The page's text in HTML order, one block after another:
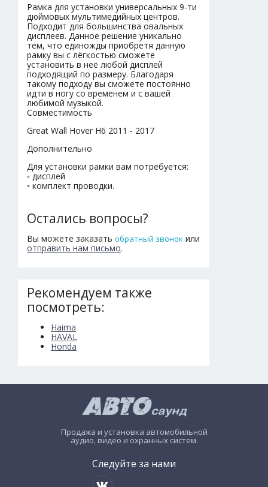
Рамка для установки универсальных 9-ти
дюймовых мультимедийных центров.
Подходит для большинства овальных
дисплеев. Данное решение уникально
тем, что единожды приобретя данную
рамку вы с лёгкостью сможете
установить в неё любой дисплей
подходящий по размеру. Благодаря
такому подходу вы сможете постоянно
идти в ногу со временем и с вашей
любимой музыкой.
Совместимость
Great Wall Hover H6 2011 - 2017
Дополнительно
Для установки рамки вам потребуется:
◦ дисплей
◦ комплект проводки.
Остались вопросы?
Вы можете заказать обратный звонок или
отправить нам письмо.
Рекомендуем также
посмотреть:
Haima
HAVAL
Honda
Продажа и установка автомобильной
аудио, видео и охранных систем.
Следуйте за нами